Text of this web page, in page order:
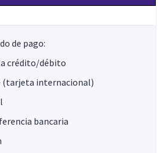
de pago:
crédito/débito
(tarjeta internacional)
bancaria